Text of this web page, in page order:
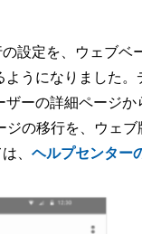
設定を、ウェブベ
ようになりました
ザーの詳細ページ
ジの移行を、ウェ
、 ヘルプセンター